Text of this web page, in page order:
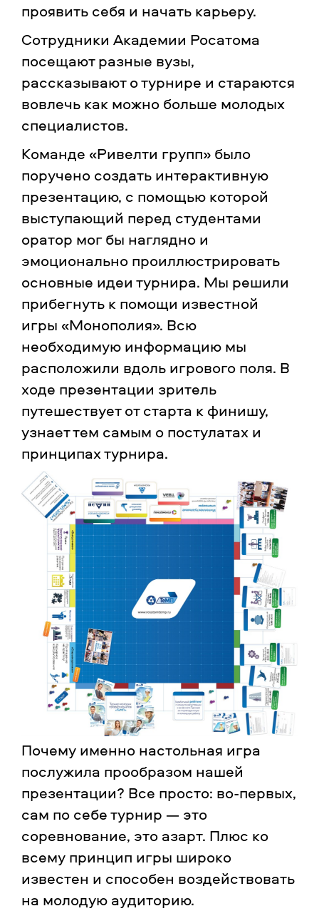
проявить себя и начать карьеру.
Сотрудники Академии Росатома
посещают разные вузы,
рассказывают о турнире и стараются
вовлечь как можно больше молодых
специалистов.
Команде «Ривелти групп» было
поручено создать интерактивную
презентацию, с помощью которой
выступающий перед студентами
оратор мог бы наглядно и
эмоционально проиллюстрировать
основные идеи турнира. Мы решили
прибегнуть к помощи известной
игры «Монополия». Всю
необходимую информацию мы
расположили вдоль игрового поля. В
ходе презентации зритель
путешествует от старта к финишу,
узнает тем самым о постулатах и
принципах турнира.
Почему именно настольная игра
послужила прообразом нашей
презентации? Все просто: во-первых,
сам по себе турнир — это
соревнование, это азарт. Плюс ко
всему принцип игры широко
известен и способен воздействовать
на молодую аудиторию.